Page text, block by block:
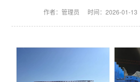
作者：管理员 时间：2026-01-13